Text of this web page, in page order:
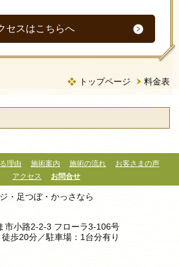
セスはこちらへ
トップページ 料金表
理由 施術案内 施術の流れ
お客さまの声
アクセス
お問合せ
・足つぼ・かっさなら
市小路2-2-3 フローラ3-106号
歩20分／駐車場：1台分有り